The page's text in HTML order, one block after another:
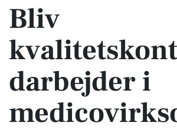
Bliv
darbejder i